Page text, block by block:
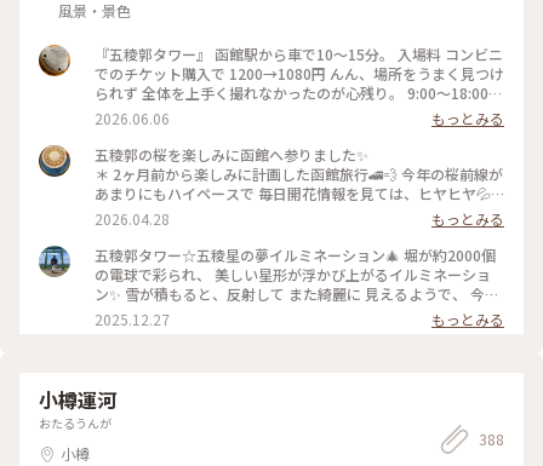
風景・景色
『五稜郭タワー』 函館駅から車で10〜15分。 入場料 コンビニ
でのチケット購入で 1200→1080円 んん、場所をうまく見つけ
られず 全体を上手く撮れなかったのが心残り。 9:00〜18:00
P:近隣コインP #五稜郭タワー 北海道函館市五稜郭町43-9 #函
館名所#函館スポット #函館観光 #五稜郭
2026.06.06
もっとみる
五稜郭の桜を楽しみに函館へ参りました✨
＊ 2ヶ月前から楽しみに計画した函館旅行🚄💨 今年の桜前線が
あまりにもハイペースで 毎日開花情報を見ては、ヒヤヒヤ💦 4
月28日現在散り始めてしまってますが それでも五稜郭タワー
からの五芒星は 桜色に包まれていました✨
＊ #ちいさな列車旅 #函館 #五稜郭
2026.04.28
もっとみる
五稜郭タワー☆五稜星の夢イルミネーション🎄 堀が約2000個
の電球で彩られ、 美しい星形が浮かび上がるイルミネーショ
ン✨ 雪が積もると、反射して また綺麗に 見えるようで、 今年
は まだ雪が少ないの で、このような感じです♪♪ 真ん中のオ
レンジ色に ライトアップされているのは 復元された函館奉行
2025.12.27 もっとみる
小樽運河
おたるうんが
小樽
388